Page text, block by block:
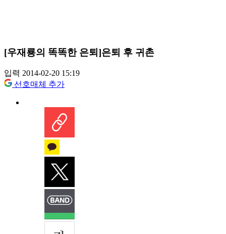
[우재룡의 똑똑한 은퇴]은퇴 후 귀촌
입력 2014-02-20 15:19
선호매체 추가